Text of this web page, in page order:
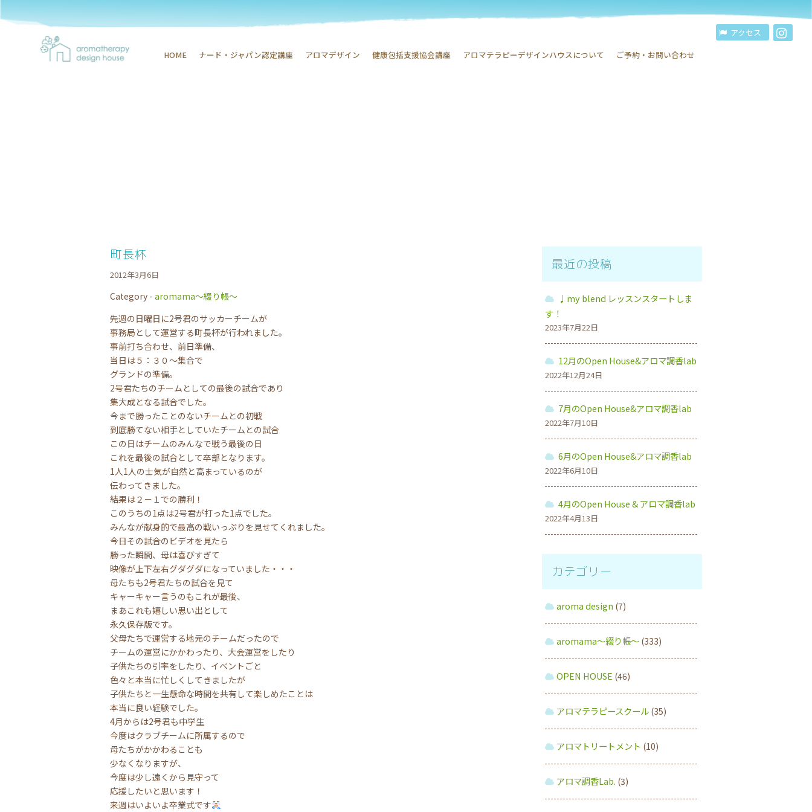
アクセス
HOME
ナード・ジャパン認定講座 アロマデザイン 健康包括支援協会講座 アロマテラピーデザインハウスについて ご予約・お問い合わせ
町長杯
2012年3月6日
Category - aromama～綴り帳～
先週の日曜日に2号君のサッカーチームが
事務局として運営する町長杯が行われました。
事前打ち合わせ、前日準備、
当日は５：３０～集合で
グランドの準備。
2号君たちのチームとしての最後の試合であり
集大成となる試合でした。
今まで勝ったことのないチームとの初戦
到底勝てない相手としていたチームとの試合
この日はチームのみんなで戦う最後の日
これを最後の試合として卒部となります。
1人1人の士気が自然と高まっているのが
伝わってきました。
結果は２－１での勝利！
このうちの1点は2号君が打った1点でした。
みんなが献身的で最高の戦いっぷりを見せてくれました。
今日その試合のビデオを見たら
勝った瞬間、母は喜びすぎて
映像が上下左右グダグダになっていました・・・
母たちも2号君たちの試合を見て
キャーキャー言うのもこれが最後、
まあこれも嬉しい思い出として
永久保存版です。
父母たちで運営する地元のチームだったので
チームの運営にかかわったり、大会運営をしたり
子供たちの引率をしたり、イベントごと
色々と本当に忙しくしてきましたが
子供たちと一生懸命な時間を共有して楽しめたことは
本当に良い経験でした。
4月からは2号君も中学生
今度はクラブチームに所属するので
母たちがかかわることも
少なくなりますが、
今度は少し遠くから見守って
応援したいと思います！
来週はいよいよ卒業式です
最近の投稿
♩my blend レッスンスタートしま
す！
2023年7月22日
12月のOpen House&アロマ調香lab
2022年12月24日
7月のOpen House&アロマ調香lab
2022年7月10日
6月のOpen House&アロマ調香lab
2022年6月10日
4月のOpen House & アロマ調香lab
2022年4月13日
カテゴリー
aroma design (7)
aromama～綴り帳～ (333)
OPEN HOUSE (46)
アロマテラピースクール (35)
アロマトリートメント (10)
アロマ調香Lab. (3)